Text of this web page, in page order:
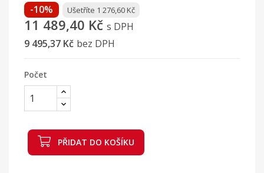
-10% Ušetříte 1 276,60 Kč
11 489,40 Kč s DPH
9 495,37 Kč bez DPH
Počet
PŘIDAT DO KOŠÍKU